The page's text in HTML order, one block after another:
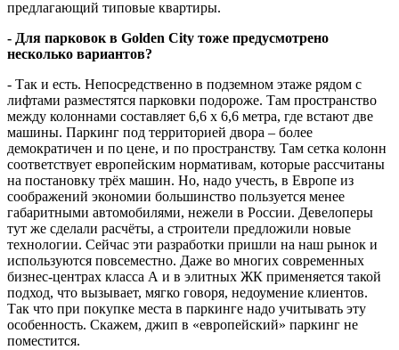
предлагающий типовые квартиры.
- Для парковок в Golden City тоже предусмотрено
несколько вариантов?
- Так и есть. Непосредственно в подземном этаже рядом с
лифтами разместятся парковки подороже. Там пространство
между колоннами составляет 6,6 x 6,6 метра, где встают две
машины. Паркинг под территорией двора – более
демократичен и по цене, и по пространству. Там сетка колонн
соответствует европейским нормативам, которые рассчитаны
на постановку трёх машин. Но, надо учесть, в Европе из
соображений экономии большинство пользуется менее
габаритными автомобилями, нежели в России. Девелоперы
тут же сделали расчёты, а строители предложили новые
технологии. Сейчас эти разработки пришли на наш рынок и
используются повсеместно. Даже во многих современных
бизнес-центрах класса А и в элитных ЖК применяется такой
подход, что вызывает, мягко говоря, недоумение клиентов.
Так что при покупке места в паркинге надо учитывать эту
особенность. Скажем, джип в «европейский» паркинг не
поместится.